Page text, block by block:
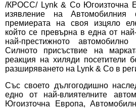
/КРОСС/ Lynk & Co Югоизточна
изявление на
премиерата на своя изцяло
който се превърна в една от
най-престижното
Силното присъствие на
реакция на хиляди посетители
разширяването на Lynk & Co в
Със своето дългогодишно
едно от най-влиятелните
Югоизточна Европа,